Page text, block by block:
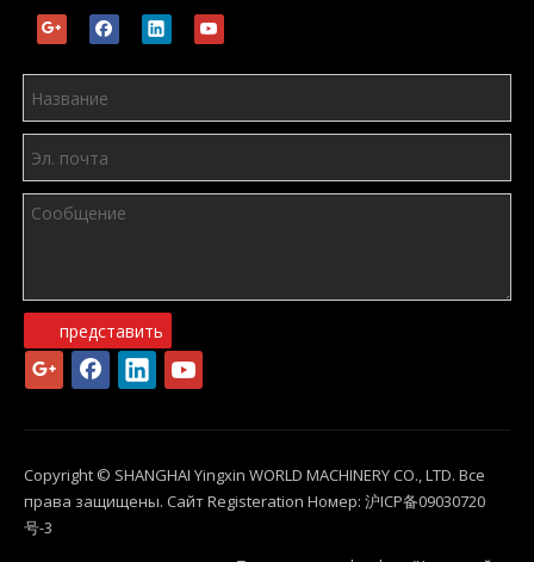
представить
Copyright © SHANGHAI Yingxin WORLD MACHINERY CO., LTD. Все
права защищены. Сайт Registeration Номер: 沪ICP备09030720
号-3